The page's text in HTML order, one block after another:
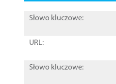
Słowo kluczowe:
URL:
Słowo kluczowe: